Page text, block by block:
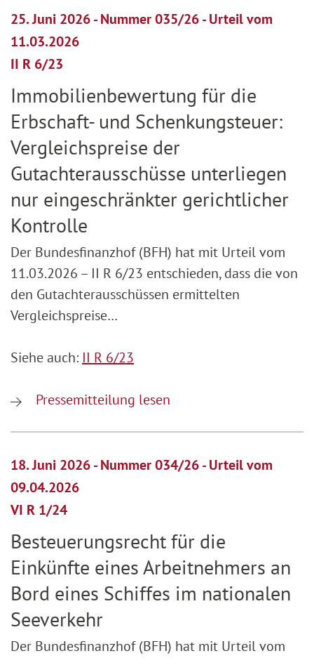
25. Juni 2026 - Nummer 035/26 - Urteil vom
11.03.2026
II R 6/23
Immobilienbewertung für die
Erbschaft- und Schenkungsteuer:
Vergleichspreise der
Gutachterausschüsse unterliegen
nur eingeschränkter gerichtlicher
Kontrolle
Der Bundesfinanzhof (BFH) hat mit Urteil vom
11.03.2026 – II R 6/23 entschieden, dass die von
den Gutachterausschüssen ermittelten
Vergleichspreise…
Siehe auch: II R 6/23
Pressemitteilung lesen
18. Juni 2026 - Nummer 034/26 - Urteil vom
09.04.2026
VI R 1/24
Besteuerungsrecht für die
Einkünfte eines Arbeitnehmers an
Bord eines Schiffes im nationalen
Seeverkehr
Der Bundesfinanzhof (BFH) hat mit Urteil vom